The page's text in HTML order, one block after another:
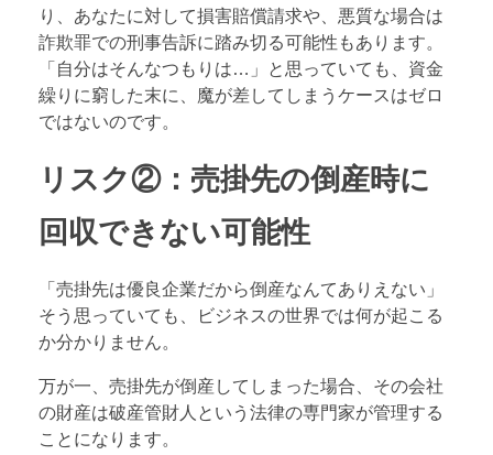
り、あなたに対して損害賠償請求や、悪質な場合は
詐欺罪での刑事告訴に踏み切る可能性もあります。
「自分はそんなつもりは…」と思っていても、資金
繰りに窮した末に、魔が差してしまうケースはゼロ
ではないのです。
リスク②：売掛先の倒産時に
回収できない可能性
「売掛先は優良企業だから倒産なんてありえない」
そう思っていても、ビジネスの世界では何が起こる
か分かりません。
万が一、売掛先が倒産してしまった場合、その会社
の財産は破産管財人という法律の専門家が管理する
ことになります。